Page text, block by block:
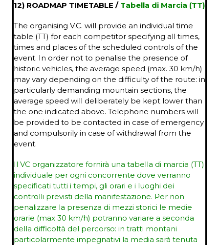
12) ROADMAP TIMETABLE / Tabella di Marcia (TT)
The organising V.C. will provide an individual time
table (TT) for each competitor specifying all times,
times and places of the scheduled controls of the
event. In order not to penalise the presence of
historic vehicles, the average speed (max. 30 km/h)
may vary depending on the difficulty of the route: in
particularly demanding mountain sections, the
average speed will deliberately be kept lower than
the one indicated above. Telephone numbers will
be provided to be contacted in case of emergency
and compulsorily in case of withdrawal from the
event.
Il VC organizzatore fornirà una tabella di marcia (TT)
individuale per ogni concorrente dove verranno
specificati tutti i tempi, gli orari e i luoghi dei
controlli previsti della manifestazione. Per non
penalizzare la presenza di mezzi storici le medie
orarie (max 30 km/h) potranno variare a seconda
della difficoltà del percorso: in tratti montani
particolarmente impegnativi la media sarà tenuta